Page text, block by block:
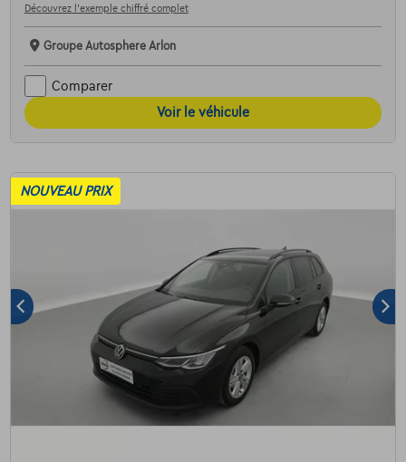
Découvrez l’exemple chiffré complet
Groupe Autosphere Arlon
Comparer
Voir le véhicule
NOUVEAU PRIX